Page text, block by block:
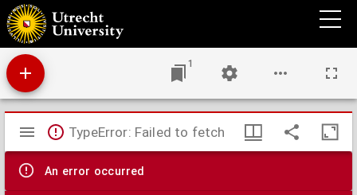
Die Fusskrankheiten der Pferde und des Rindviehes : ihre Erkenntniss, Ursachen,
Heilung und Verhütung
1
Mirador
viewer
TypeError: Failed to fetch
An error occurred